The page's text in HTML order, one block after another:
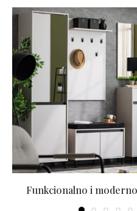
Funkcionalno i